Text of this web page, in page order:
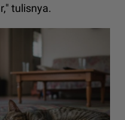
tulisnya.